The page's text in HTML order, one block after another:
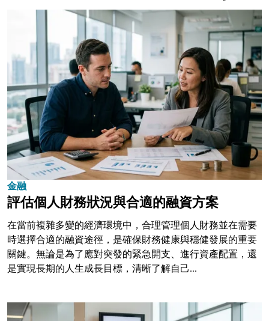
金融
評估個人財務狀況與合適的融資方案
在當前複雜多變的經濟環境中，合理管理個人財務並在需要
時選擇合適的融資途徑，是確保財務健康與穩健發展的重要
關鍵。無論是為了應對突發的緊急開支、進行資產配置，還
是實現長期的人生成長目標，清晰了解自己...